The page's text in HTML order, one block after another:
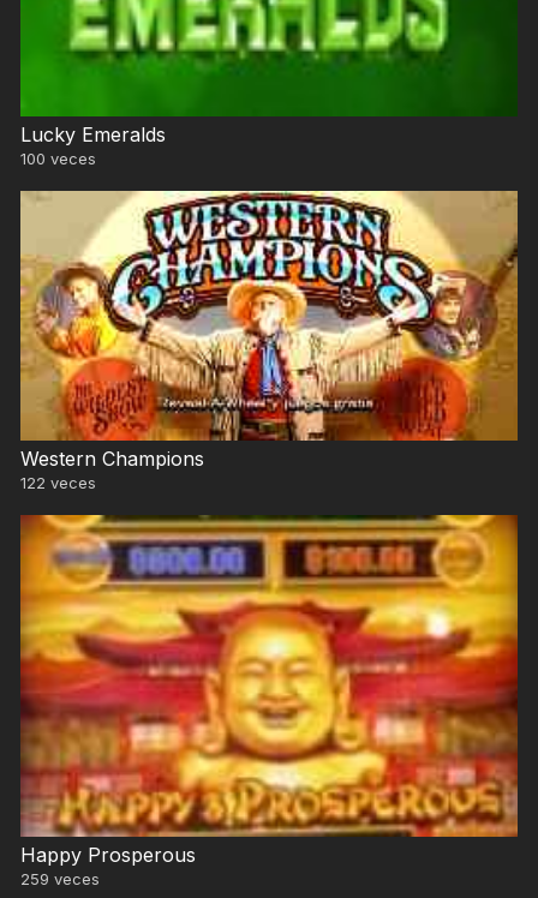
Lucky Emeralds
100 veces
Western Champions
122 veces
Happy Prosperous
259 veces